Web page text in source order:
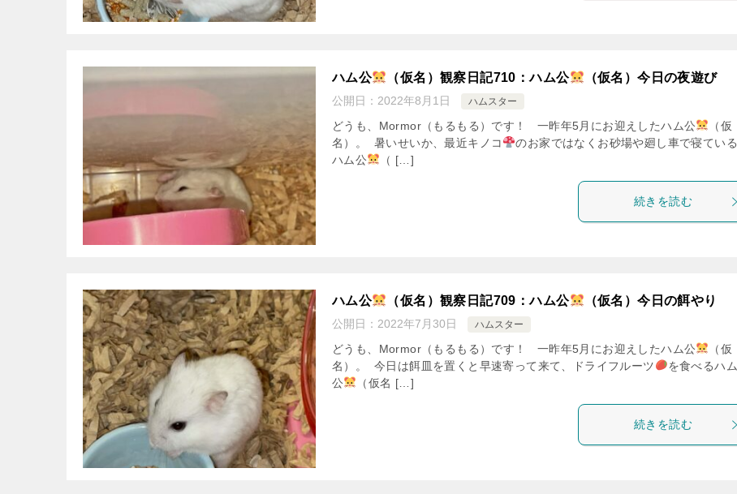
ハム公 （仮名）観察日記710：ハム公 （仮名）今日の夜遊び
公開日： 2022年8月1日 ハムスター
どうも、Mormor（もるもる）です！ 一昨年5月にお迎えしたハム公
（仮
名）。 暑いせいか、最近キノコ
のお家ではなくお砂場や廻し車で寝ている
ハム公
（ […]
続きを読む
ハム公 （仮名）観察日記709：ハム公 （仮名）今日の餌やり
公開日： 2022年7月30日 ハムスター
どうも、Mormor（もるもる）です！ 一昨年5月にお迎えしたハム公
（仮
名）。 今日は餌皿を置くと早速寄って来て、ドライフルーツ
を食べるハム
公
（仮名 […]
続きを読む